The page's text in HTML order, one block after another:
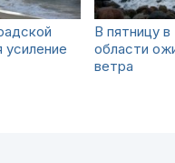
В пятницу в
области
ветра